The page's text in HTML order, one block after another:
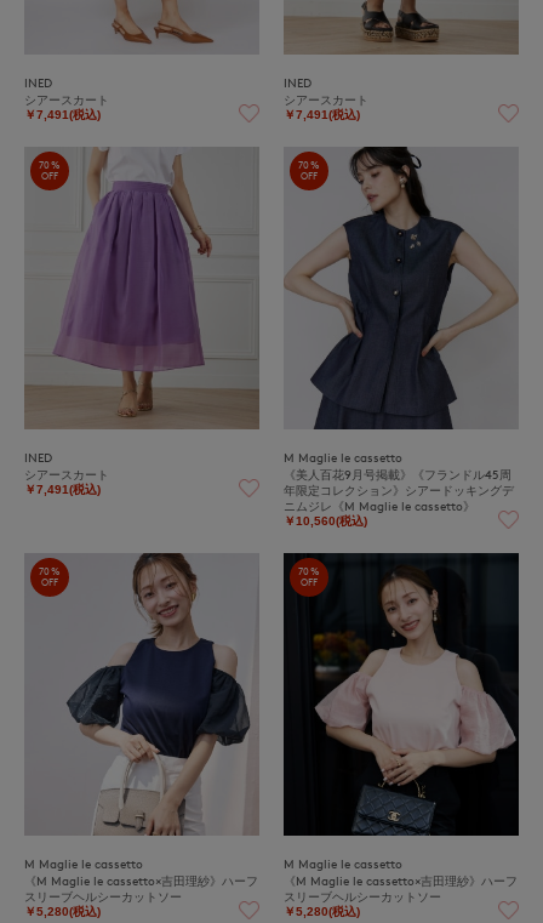
INED
シアースカート
￥7,491(税込)
INED
シアースカート
￥7,491(税込)
70%
OFF
INED
シアースカート
￥7,491(税込)
70%
OFF
M Maglie le cassetto
《美人百花9月号掲載》《フランドル45周
年限定コレクション》シアードッキングデ
ニムジレ《M Maglie le cassetto》
￥10,560(税込)
70%
OFF
M Maglie le cassetto
《M Maglie le cassetto×吉田理紗》ハーフ
スリーブヘルシーカットソー
￥5,280(税込)
70%
OFF
M Maglie le cassetto
《M Maglie le cassetto×吉田理紗》ハーフ
スリーブヘルシーカットソー
￥5,280(税込)